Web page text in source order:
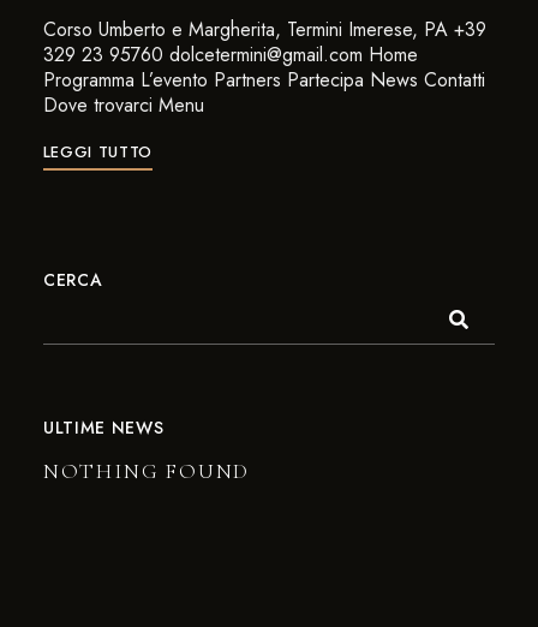
Corso Umberto e Margherita, Termini Imerese, PA +39
329 23 95760 dolcetermini@gmail.com Home
Programma L’evento Partners Partecipa News Contatti
Dove trovarci Menu
LEGGI TUTTO
CERCA
ULTIME NEWS
NOTHING FOUND